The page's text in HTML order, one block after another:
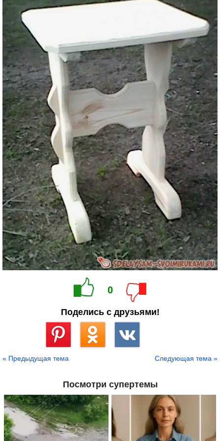
0
Поделись с друзьями!
« Предыдущая тема Следующая тема »
Посмотри супертемы